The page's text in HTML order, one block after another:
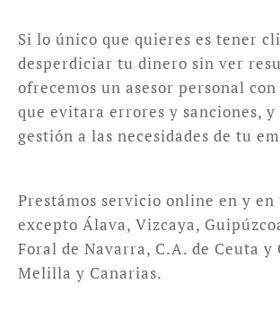
Si lo único que quieres es tener
desperdiciar tu dinero sin ver
ofrecemos un asesor personal
que evitara errores y sanciones, y
gestión a las necesidades de tu
Prestámos servicio online en y en
excepto Álava, Vizcaya,
Foral de Navarra, C.A. de Ceuta y
Melilla y Canarias.